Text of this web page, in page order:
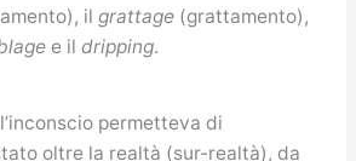
il grattage (grattamento),
e il dripping.
permetteva di
oltre la realtà (sur-realtà), da